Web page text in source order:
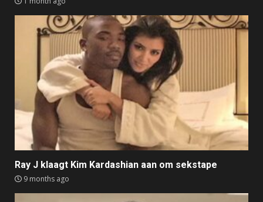
Ray J klaagt Kim Kardashian aan om sekstape
9 months ago